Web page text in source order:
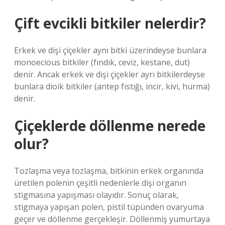
Çift evcikli bitkiler nelerdir?
Erkek ve dişi çiçekler aynı bitki üzerindeyse bunlara
monoecious bitkiler (fındık, ceviz, kestane, dut)
denir. Ancak erkek ve dişi çiçekler ayrı bitkilerdeyse
bunlara dioik bitkiler (antep fıstığı, incir, kivi, hurma)
denir.
Çiçeklerde döllenme nerede
olur?
Tozlaşma veya tozlaşma, bitkinin erkek organında
üretilen polenin çeşitli nedenlerle dişi organın
stigmasına yapışması olayıdır. Sonuç olarak,
stigmaya yapışan polen, pistil tüpünden ovaryuma
geçer ve döllenme gerçekleşir. Döllenmiş yumurtaya